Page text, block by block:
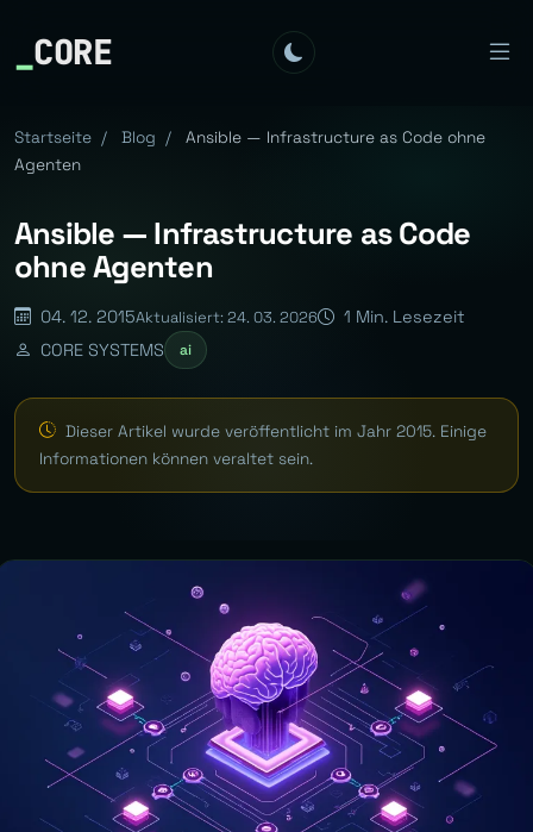
_CORE
Startseite / Blog /
Ansible — Infrastructure as Code ohne
Agenten
Ansible — Infrastructure as Code
ohne Agenten
04. 12. 2015Aktualisiert: 24. 03. 2026
1 Min. Lesezeit
CORE SYSTEMS
ai
Dieser Artikel wurde veröffentlicht im Jahr 2015. Einige
Informationen können veraltet sein.